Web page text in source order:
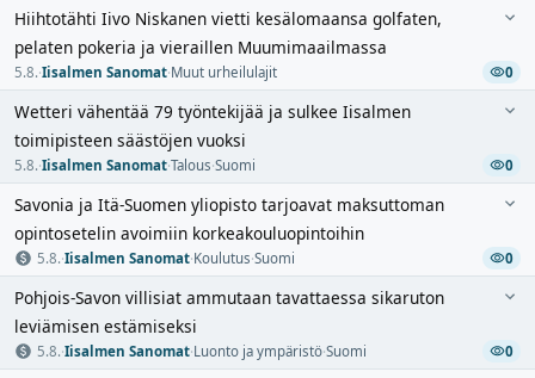
Hiihtotähti Iivo Niskanen vietti kesälomaansa golfaten,
pelaten pokeria ja vieraillen Muumimaailmassa
5.8.·Iisalmen Sanomat·Muut urheilulajit 0
Wetteri vähentää 79 työntekijää ja sulkee Iisalmen
toimipisteen säästöjen vuoksi
5.8.·Iisalmen Sanomat·Talous·Suomi 0
Savonia ja Itä-Suomen yliopisto tarjoavat maksuttoman
opintosetelin avoimiin korkeakouluopintoihin
5.8.·Iisalmen Sanomat·Koulutus·Suomi 0
Pohjois-Savon villisiat ammutaan tavattaessa sikaruton
leviämisen estämiseksi
5.8.·Iisalmen Sanomat·Luonto ja ympäristö·Suomi 0